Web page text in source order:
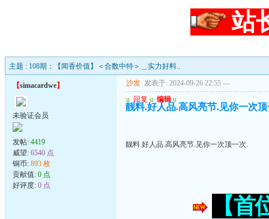
站
主题 : 108期：【闻香价值】＜合数中特＞＿实力好料..
【simacardwe】
未验证会员
发帖: 4419
威望: 6540 点
铜币: 893 枚
贡献值: 0 点
好评度: 0 点
沙发 发表于: 2024-09-26 22:55 ---
u 回复 u 编辑 u
靓料.好人品.高风亮节.见你一次
靓料.好人品.高风亮节.见你一次顶一次.
【